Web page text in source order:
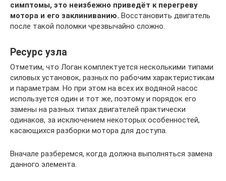
симптомы, это неизбежно приведёт к перегреву
мотора и его заклиниванию. Восстановить двигатель
после такой поломки чрезвычайно сложно.
Ресурс узла
Отметим, что Логан комплектуется несколькими типами
силовых установок, разных по рабочим характеристикам
и параметрам. Но при этом на всех их водяной насос
используется один и тот же, поэтому и порядок его
замены на разных типах двигателей практически
одинаков, за исключением некоторых особенностей,
касающихся разборки мотора для доступа.
Вначале разберемся, когда должна выполняться замена
данного элемента.